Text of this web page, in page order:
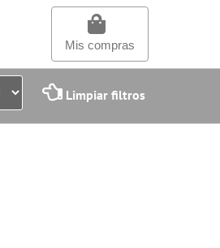
Mis compras
Limpiar filtros